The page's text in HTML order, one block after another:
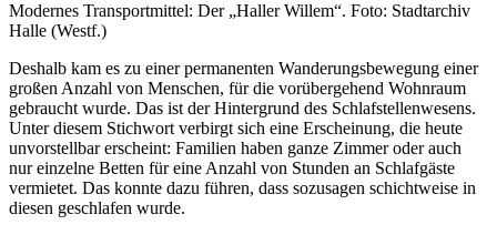
Modernes Transportmittel: Der „Haller Willem“. Foto: Stadtarchiv
Halle (Westf.)
Deshalb kam es zu einer permanenten Wanderungsbewegung einer
großen Anzahl von Menschen, für die vorübergehend Wohnraum
gebraucht wurde. Das ist der Hintergrund des Schlafstellenwesens.
Unter diesem Stichwort verbirgt sich eine Erscheinung, die heute
unvorstellbar erscheint: Familien haben ganze Zimmer oder auch
nur einzelne Betten für eine Anzahl von Stunden an Schlafgäste
vermietet. Das konnte dazu führen, dass sozusagen schichtweise in
diesen geschlafen wurde.